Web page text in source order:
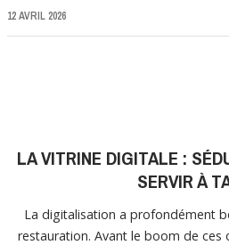
12 AVRIL 2026
LA VITRINE DIGITALE :
SERVIR À
La digitalisation a profondément
restauration. Avant le boom de ces